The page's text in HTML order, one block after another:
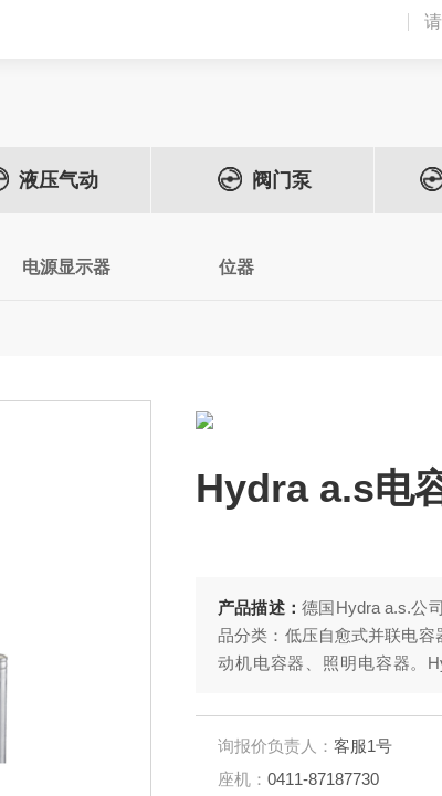
液压气动 阀门泵
电源显示器 位器
Hydra a.s电
产品描述： 德国Hydra a.s.公
品分类：低压自愈式并联电
动机电容器、照明电容器。
行业设备配套使用。 德国
车行业使用 德国Hydra电力电
Hydraa.s.公司有过100年生产
询报价负责人： 客服1号
座机： 0411-87187730